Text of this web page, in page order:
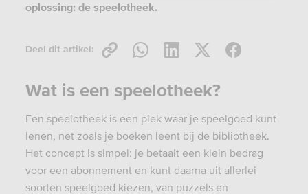
oplossing: de speelotheek.
Deel dit artikel:
Wat is een speelotheek?
Een speelotheek is een plek waar je speelgoed kunt
lenen, net zoals je boeken leent bij de bibliotheek.
Het concept is simpel: je betaalt een klein bedrag
voor een abonnement en kunt daarna uit allerlei
soorten speelgoed kiezen, van puzzels en